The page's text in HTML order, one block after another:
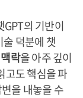
의 기반이
덕분에 챗
락을 아주 깊이
고도 핵심을 파
을 내놓을 수